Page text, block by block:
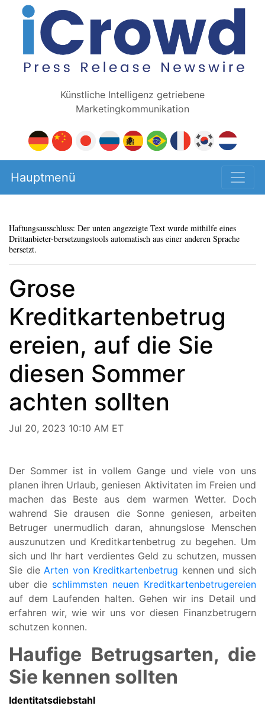
Künstliche Intelligenz getriebene
Marketingkommunikation
Hauptmenü
Haftungsausschluss: Der unten angezeigte Text wurde mithilfe eines
Drittanbieter-bersetzungstools automatisch aus einer anderen Sprache
bersetzt.
Grose
Kreditkartenbetrug
ereien, auf die Sie
diesen Sommer
achten sollten
Jul 20, 2023 10:10 AM ET
Der Sommer ist in vollem Gange und viele von uns
planen ihren Urlaub, geniesen Aktivitaten im Freien und
machen das Beste aus dem warmen Wetter. Doch
wahrend Sie drausen die Sonne geniesen, arbeiten
Betruger unermudlich daran, ahnungslose Menschen
auszunutzen und Kreditkartenbetrug zu begehen. Um
sich und Ihr hart verdientes Geld zu schutzen, mussen
Sie die Arten von Kreditkartenbetrug kennen und sich
uber die schlimmsten neuen Kreditkartenbetrugereien
auf dem Laufenden halten. Gehen wir ins Detail und
erfahren wir, wie wir uns vor diesen Finanzbetrugern
schutzen konnen.
Haufige Betrugsarten, die
Sie kennen sollten
Identitatsdiebstahl